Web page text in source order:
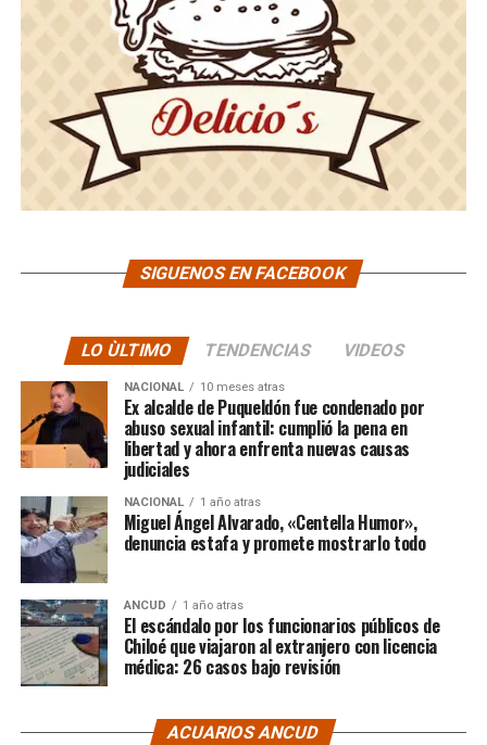
SIGUENOS EN FACEBOOK
LO ÙLTIMO TENDENCIAS VIDEOS
NACIONAL 10 meses atras
Ex alcalde de Puqueldón fue condenado por
abuso sexual infantil: cumplió la pena en
libertad y ahora enfrenta nuevas causas
judiciales
NACIONAL 1 año atras
Miguel Ángel Alvarado, «Centella Humor»,
denuncia estafa y promete mostrarlo todo
ANCUD 1 año atras
El escándalo por los funcionarios públicos de
Chiloé que viajaron al extranjero con licencia
médica: 26 casos bajo revisión
ACUARIOS ANCUD